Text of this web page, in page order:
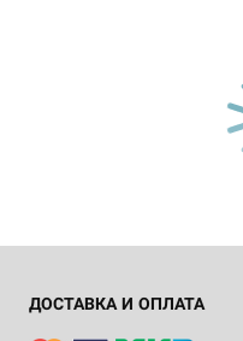
ДОСТАВКА И ОПЛАТА